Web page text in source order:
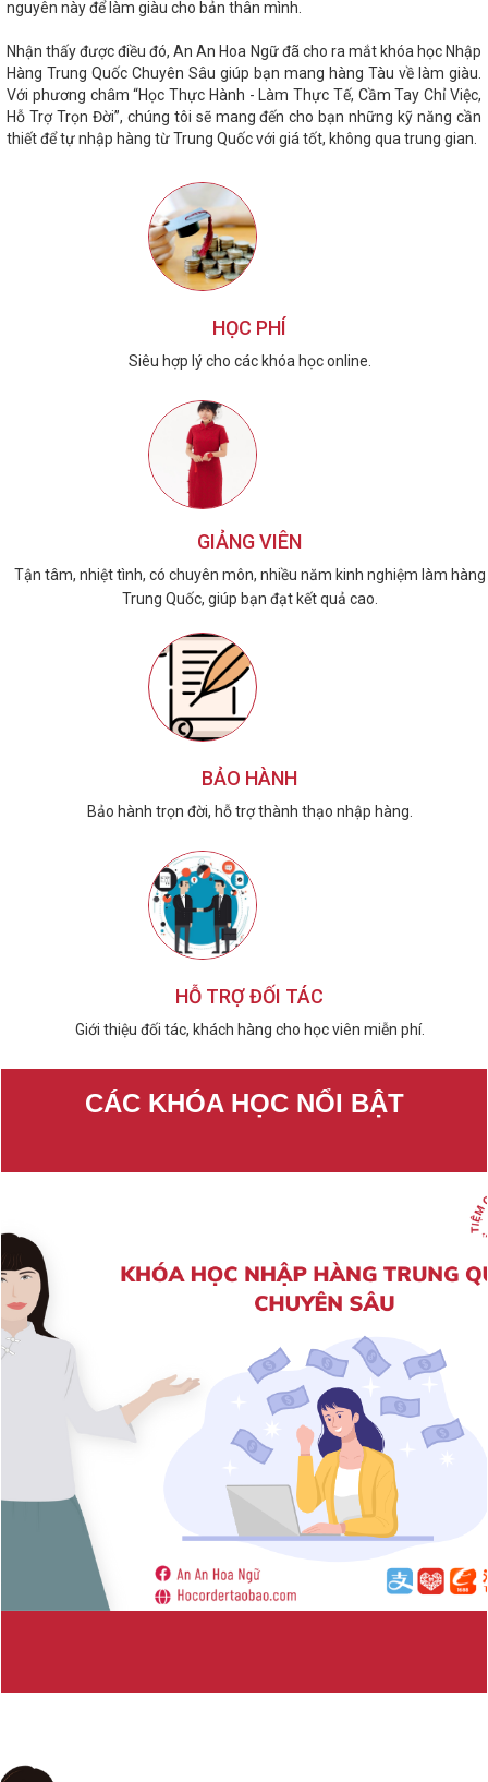
nguyên này để làm giàu cho bản thân mình.
Nhận thấy được điều đó, An An Hoa Ngữ đã cho ra mắt khóa học Nhập
Hàng Trung Quốc Chuyên Sâu giúp bạn mang hàng Tàu về làm giàu.
Với phương châm “Học Thực Hành - Làm Thực Tế, Cầm Tay Chỉ Việc,
Hỗ Trợ Trọn Đời”, chúng tôi sẽ mang đến cho bạn những kỹ năng cần
thiết để tự nhập hàng từ Trung Quốc với giá tốt, không qua trung gian.
HỌC PHÍ
Siêu hợp lý cho các khóa học online.
GIẢNG VIÊN
Tận tâm, nhiệt tình, có chuyên môn, nhiều năm kinh nghiệm làm hàng
Trung Quốc, giúp bạn đạt kết quả cao.
BẢO HÀNH
Bảo hành trọn đời, hỗ trợ thành thạo nhập hàng.
HỖ TRỢ ĐỐI TÁC
Giới thiệu đối tác, khách hàng cho học viên miễn phí.
CÁC KHÓA HỌC NỔI BẬT